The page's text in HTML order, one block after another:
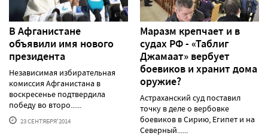
В Афганистане
объявили имя нового
президента
Независимая избирательная
комиссия Афганистана в
воскресенье подтвердила
победу во второ......
23 СЕНТЯБРЯ'2014
Маразм крепчает и в
судах РФ - «Таблиг
Джамаат» вербует
боевиков и хранит дома
оружие?
Астраханский суд поставил
точку в деле о вербовке
боевиков в Сирию, Египет и на
Северный......